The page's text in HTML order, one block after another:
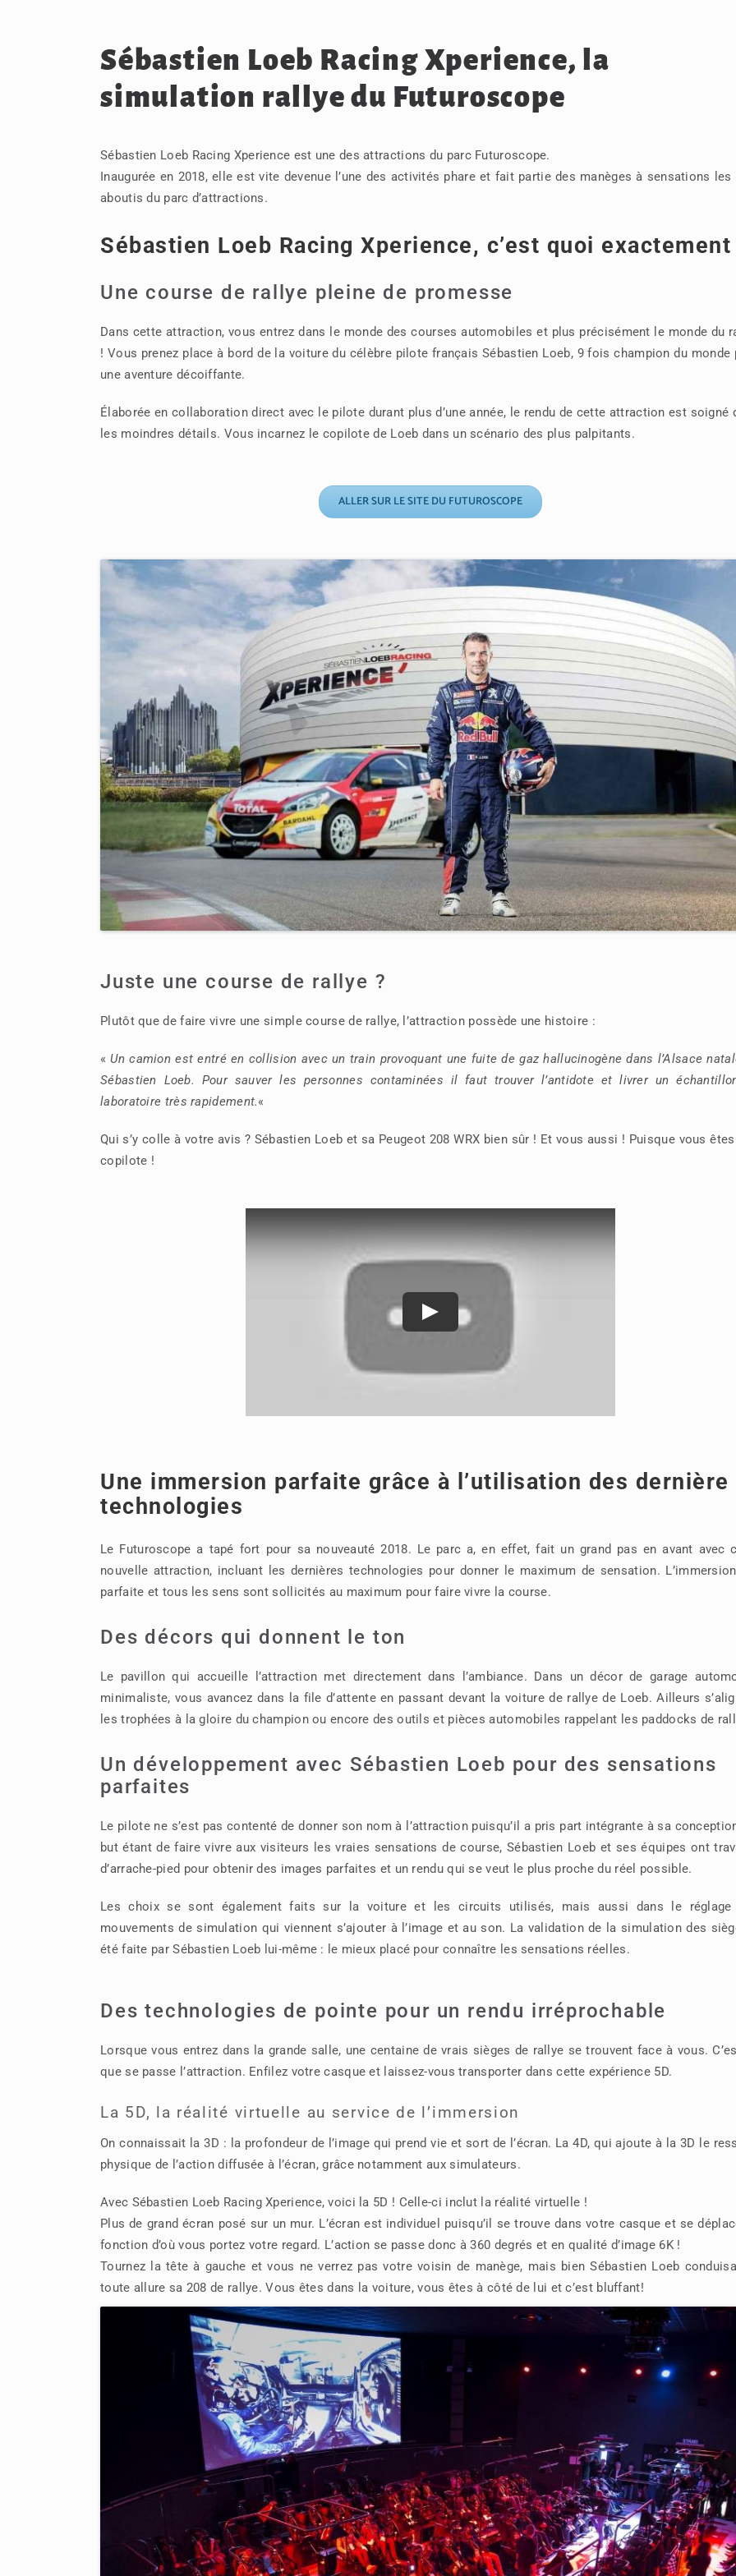
Sébastien Loeb Racing Xperience, la
simulation rallye du Futuroscope
Sébastien Loeb Racing Xperience est une des attractions du parc Futuroscope.
Inaugurée en 2018, elle est vite devenue l’une des activités phare et fait partie des manèges à sensations les
aboutis du parc d’attractions.
Sébastien Loeb Racing Xperience, c’est quoi exactement
Une course de rallye pleine de promesse
Dans cette attraction, vous entrez dans le monde des courses automobiles et plus précisément le monde du
! Vous prenez place à bord de la voiture du célèbre pilote français Sébastien Loeb, 9 fois champion du monde
une aventure décoiffante.
Élaborée en collaboration direct avec le pilote durant plus d’une année, le rendu de cette attraction est soigné
les moindres détails. Vous incarnez le copilote de Loeb dans un scénario des plus palpitants.
ALLER SUR LE SITE DU FUTUROSCOPE
Juste une course de rallye ?
Plutôt que de faire vivre une simple course de rallye, l’attraction possède une histoire :
«Un camion est entré en collision avec un train provoquant une fuite de gaz hallucinogène dans l’Alsace
Sébastien Loeb. Pour sauver les personnes contaminées il faut trouver l’antidote et livrer un
laboratoire très rapidement.«
Qui s’y colle à votre avis ? Sébastien Loeb et sa Peugeot 208 WRX bien sûr ! Et vous aussi ! Puisque vous
copilote !
Une immersion parfaite grâce à l’utilisation des dernière
technologies
Le Futuroscope a tapé fort pour sa nouveauté 2018. Le parc a, en effet, fait un grand pas en avant avec
nouvelle attraction, incluant les dernières technologies pour donner le maximum de sensation.
parfaite et tous les sens sont sollicités au maximum pour faire vivre la course.
Des décors qui donnent le ton
Le pavillon qui accueille l’attraction met directement dans l’ambiance. Dans un décor de garage
minimaliste, vous avancez dans la file d’attente en passant devant la voiture de rallye de Loeb. Ailleurs
les trophées à la gloire du champion ou encore des outils et pièces automobiles rappelant les paddocks de
Un développement avec Sébastien Loeb pour des sensations
parfaites
Le pilote ne s’est pas contenté de donner son nom à l’attraction puisqu’il a pris part intégrante à sa
but étant de faire vivre aux visiteurs les vraies sensations de course, Sébastien Loeb et ses équipes ont
d’arrache-pied pour obtenir des images parfaites et un rendu qui se veut le plus proche du réel possible.
Les choix se sont également faits sur la voiture et les circuits utilisés, mais aussi dans le réglage
mouvements de simulation qui viennent s’ajouter à l’image et au son. La validation de la simulation des
été faite par Sébastien Loeb lui-même : le mieux placé pour connaître les sensations réelles.
Des technologies de pointe pour un rendu irréprochable
Lorsque vous entrez dans la grande salle, une centaine de vrais sièges de rallye se trouvent face à vous.
que se passe l’attraction. Enfilez votre casque et laissez-vous transporter dans cette expérience 5D.
La 5D, la réalité virtuelle au service de l’immersion
On connaissait la 3D : la profondeur de l’image qui prend vie et sort de l’écran. La 4D, qui ajoute à la 3D le
physique de l’action diffusée à l’écran, grâce notamment aux simulateurs.
Avec Sébastien Loeb Racing Xperience, voici la 5D ! Celle-ci inclut la réalité virtuelle !
Plus de grand écran posé sur un mur. L’écran est individuel puisqu’il se trouve dans votre casque et se
fonction d’où vous portez votre regard. L’action se passe donc à 360 degrés et en qualité d’image 6K !
Tournez la tête à gauche et vous ne verrez pas votre voisin de manège, mais bien Sébastien Loeb
toute allure sa 208 de rallye. Vous êtes dans la voiture, vous êtes à côté de lui et c’est bluffant!